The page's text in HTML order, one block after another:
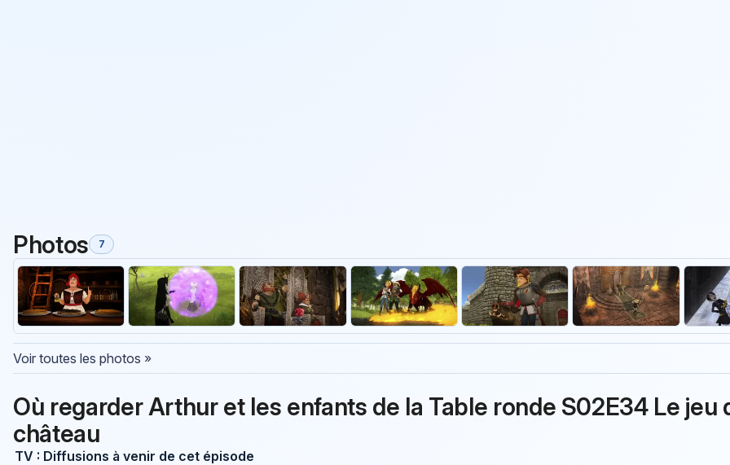
Photos 7
Voir toutes les photos »
Où regarder Arthur et les enfants de la Table ronde S02E34 Le jeu
château
TV : Diffusions à venir de cet épisode